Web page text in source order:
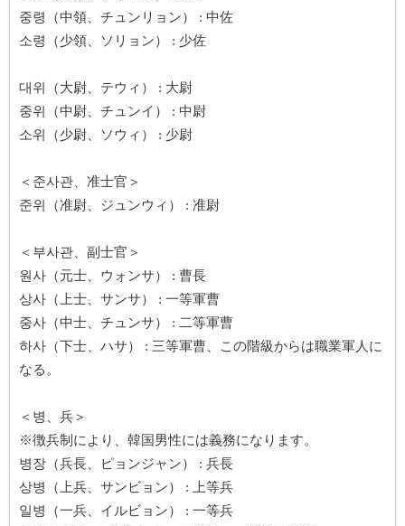
중령（中領、チュンリョン） : 中佐
소령（少領、ソリョン） : 少佐
대위（大尉、テウィ） : 大尉
중위（中尉、チュンイ） : 中尉
소위（少尉、ソウィ） : 少尉
＜준사관、准士官＞
준위（准尉、ジュンウィ） : 准尉
＜부사관、副士官＞
원사（元士、ウォンサ） : 曹長
상사（上士、サンサ） : 一等軍曹
중사（中士、チュンサ） : 二等軍曹
하사（下士、ハサ） : 三等軍曹、この階級からは職業軍人に
なる。
＜병、兵＞
※徴兵制により、韓国男性には義務になります。
병장（兵長、ピョンジャン） : 兵長
상병（上兵、サンビョン） : 上等兵
일병（一兵、イルビョン） : 一等兵